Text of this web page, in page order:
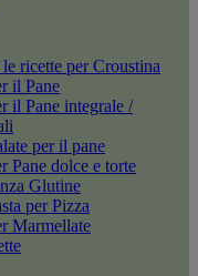
ricette per Croustina
il Pane
il Pane integrale /
per il pane
Pane dolce e torte
Glutine
per Pizza
Marmellate